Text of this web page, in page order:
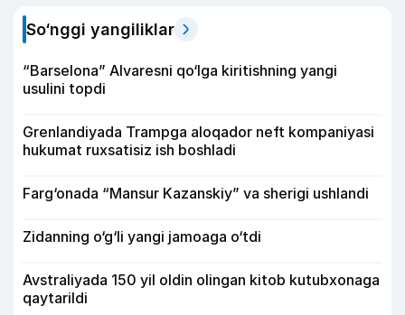
So‘nggi yangiliklar
“Barselona” Alvaresni qo‘lga kiritishning yangi
usulini topdi
Grenlandiyada Trampga aloqador neft kompaniyasi
hukumat ruxsatisiz ish boshladi
Farg‘onada “Mansur Kazanskiy” va sherigi ushlandi
Zidanning o‘g‘li yangi jamoaga o‘tdi
Avstraliyada 150 yil oldin olingan kitob kutubxonaga
qaytarildi